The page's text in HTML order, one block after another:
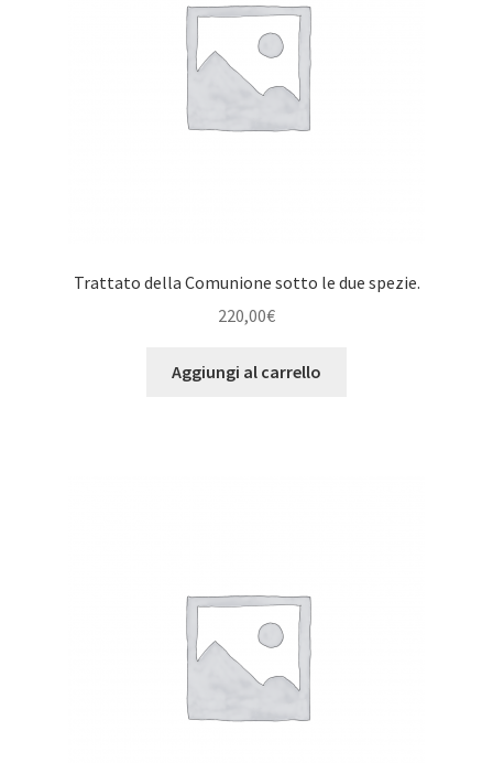
Trattato della Comunione sotto le due spezie.
220,00€
Aggiungi al carrello